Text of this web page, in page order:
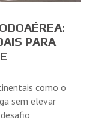
PARA
como o
sem elevar